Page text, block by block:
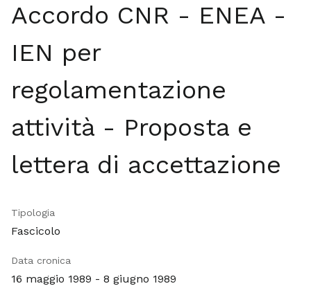
Accordo CNR - ENEA -
IEN per
regolamentazione
attività - Proposta e
lettera di accettazione
Tipologia
Fascicolo
Data cronica
16 maggio 1989 - 8 giugno 1989